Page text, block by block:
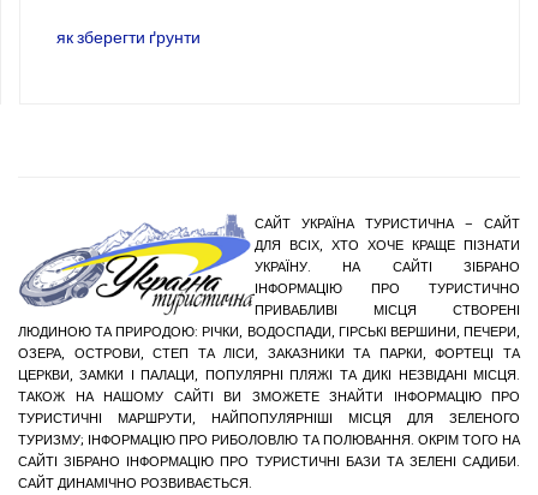
як зберегти ґрунти
САЙТ УКРАЇНА ТУРИСТИЧНА – САЙТ
ДЛЯ ВСІХ, ХТО ХОЧЕ КРАЩЕ ПІЗНАТИ
УКРАЇНУ. НА САЙТІ ЗІБРАНО
ІНФОРМАЦІЮ ПРО ТУРИСТИЧНО
ПРИВАБЛИВІ МІСЦЯ СТВОРЕНІ
ЛЮДИНОЮ ТА ПРИРОДОЮ: РІЧКИ, ВОДОСПАДИ, ГІРСЬКІ ВЕРШИНИ, ПЕЧЕРИ,
ОЗЕРА, ОСТРОВИ, СТЕП ТА ЛІСИ, ЗАКАЗНИКИ ТА ПАРКИ, ФОРТЕЦІ ТА
ЦЕРКВИ, ЗАМКИ І ПАЛАЦИ, ПОПУЛЯРНІ ПЛЯЖІ ТА ДИКІ НЕЗВІДАНІ МІСЦЯ.
ТАКОЖ НА НАШОМУ САЙТІ ВИ ЗМОЖЕТЕ ЗНАЙТИ ІНФОРМАЦІЮ ПРО
ТУРИСТИЧНІ МАРШРУТИ, НАЙПОПУЛЯРНІШІ МІСЦЯ ДЛЯ ЗЕЛЕНОГО
ТУРИЗМУ; ІНФОРМАЦІЮ ПРО РИБОЛОВЛЮ ТА ПОЛЮВАННЯ. ОКРІМ ТОГО НА
САЙТІ ЗІБРАНО ІНФОРМАЦІЮ ПРО ТУРИСТИЧНІ БАЗИ ТА ЗЕЛЕНІ САДИБИ.
САЙТ ДИНАМІЧНО РОЗВИВАЄТЬСЯ.